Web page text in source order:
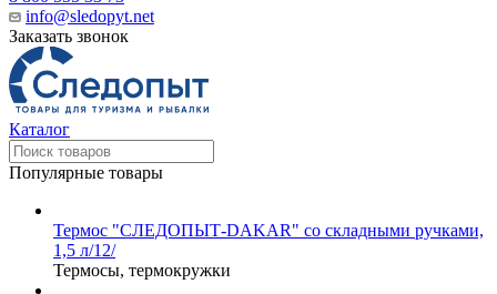
info@sledopyt.net
Заказать звонок
Каталог
Популярные товары
Термос "СЛЕДОПЫТ-DAKAR" со складными ручками,
1,5 л/12/
Термосы, термокружки